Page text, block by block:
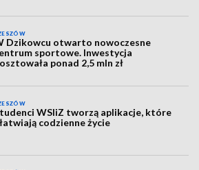
Dzikowcu otwarto nowoczesne
sportowe. Inwestycja
ponad 2,5 mln zł
WSIiZ tworzą aplikacje, które
codzienne życie